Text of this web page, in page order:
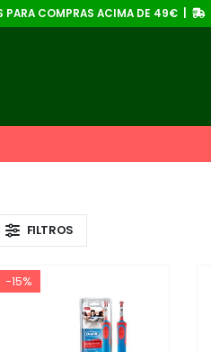
PARA COMPRAS ACIMA DE 49€ |
FILTROS
-15%